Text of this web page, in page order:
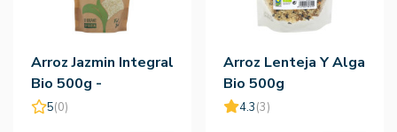
Arroz Jazmin Integral
Bio 500g -
Naturgreen
5(0)
Arroz Lenteja Y Alga
Bio 500g
4.3(3)